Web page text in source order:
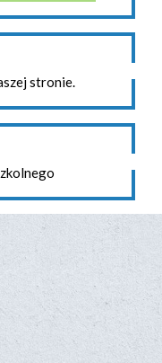
stronie.